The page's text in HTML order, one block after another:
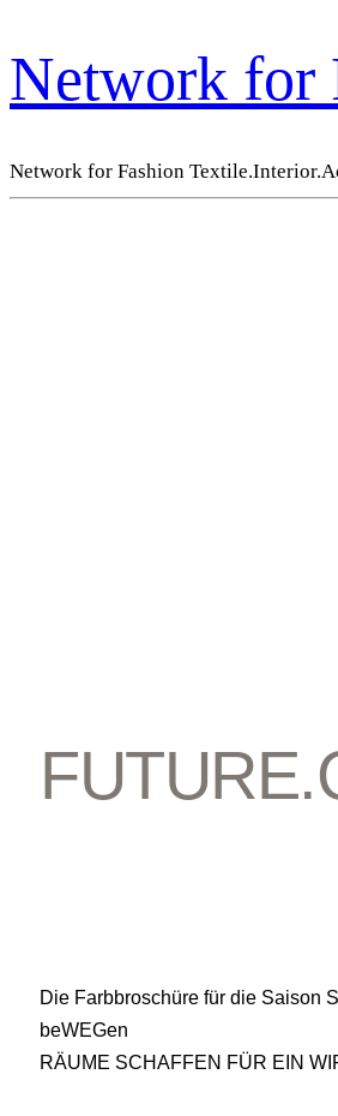
Network for
Network for Fashion
Die Farbbroschüre für die Saison
beWEGen
RÄUME SCHAFFEN FÜR EIN